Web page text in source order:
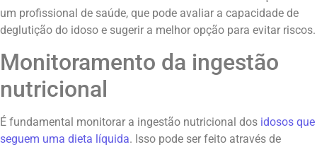
um profissional de saúde, que pode avaliar a capacidade de
deglutição do idoso e sugerir a melhor opção para evitar riscos.
Monitoramento da ingestão
nutricional
É fundamental monitorar a ingestão nutricional dos idosos que
seguem uma dieta líquida. Isso pode ser feito através de